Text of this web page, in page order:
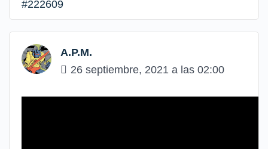
#222609
A.P.M.
26 septiembre, 2021 a las 02:00